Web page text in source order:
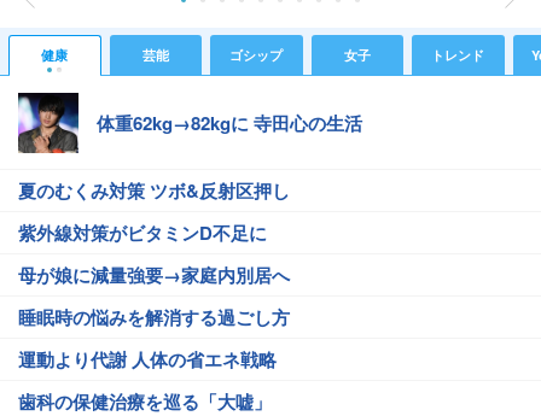
健康 芸能 ゴシップ 女子 トレンド
体重62kg→82kgに 寺田心の生活
夏のむくみ対策 ツボ&反射区押し
紫外線対策がビタミンD不足に
母が娘に減量強要→家庭内別居へ
睡眠時の悩みを解消する過ごし方
運動より代謝 人体の省エネ戦略
歯科の保健治療を巡る「大嘘」